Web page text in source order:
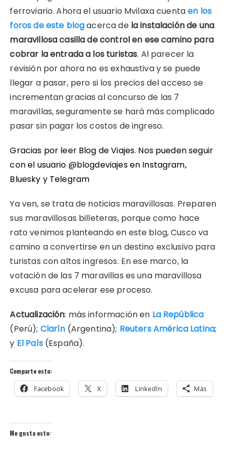
ferroviario. Ahora el usuario Mvilaxa cuentaen los
foros de este blogacerca de la instalación de una
maravillosa casilla de control en ese camino para
cobrar la entrada a los turistas. Al parecer la
revisión por ahora no es exhaustiva y se puede
llegar a pasar, pero si los precios del acceso se
incrementan gracias al concurso de las 7
maravillas, seguramente se hará más complicado
pasar sin pagar los costos de ingreso.
Gracias por leer Blog de Viajes. Nos pueden seguir
con el usuario @blogdeviajes en Instagram,
Bluesky y Telegram
Ya ven, se trata de noticias maravillosas. Preparen
sus maravillosas billeteras, porque como hace
rato venimos planteando en este blog, Cusco va
camino a convertirse en un destino exclusivo para
turistas con altos ingresos. En ese marco, la
votación de las 7 maravillas es una maravillosa
excusa para acelerar ese proceso.
Actualización: más información en La República
(Perú); Clarín (Argentina); Reuters América Latina;
y El País(España).
Comparte esto:
Facebook X LinkedIn Más
Me gusta esto: